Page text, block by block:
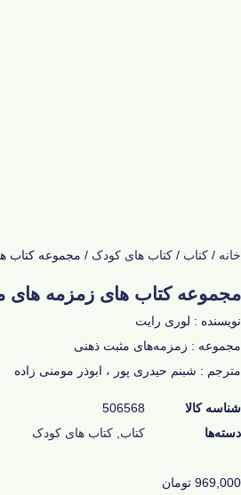
خانه / کتاب / کتاب های کودک / مجموعه کتاب
مجموعه کتاب های زمزمه های
نویسنده : لوری رایت
مجموعه : زمزمه‌های مثبت ذهنی
مترجم : شبنم حیدری پور ، ابوذر مومنی زاده
شناسه کالا
506568
دسته‌ها
کتاب کتاب های کودک
969,000 تومان